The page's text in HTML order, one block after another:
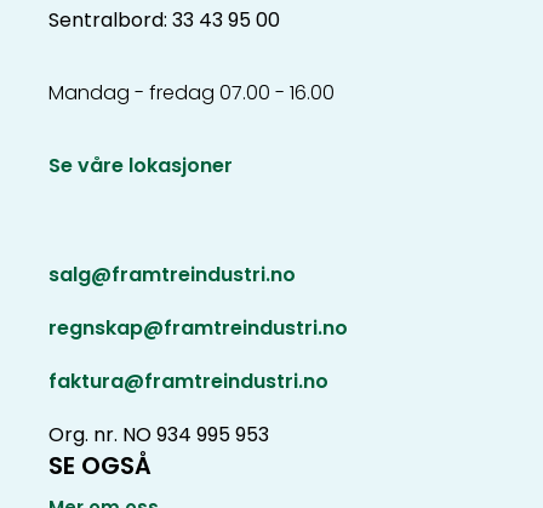
Sentralbord: 33 43 95 00
Mandag - fredag 07.00 - 16.00
Se våre lokasjoner
salg@framtreindustri.no
regnskap@framtreindustri.no
faktura@framtreindustri.no
Org. nr. NO 934 995 953
SE OGSÅ